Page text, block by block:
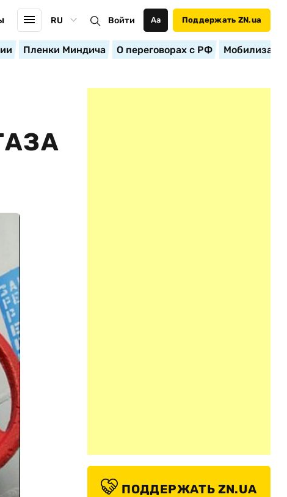
RU Войти Аа Поддержать ZN.ua
Пленки Миндича О переговорах с РФ
ПОДДЕРЖАТЬ ZN.UA